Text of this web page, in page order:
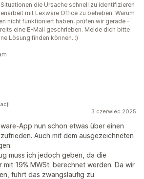
die Ursache schnell zu identifizieren
mit Lexware Office zu beheben. Warum
nicht funktioniert haben, prüfen wir gerade -
eine E-Mail geschrieben. Melde dich bitte
Lösung finden können. :)
3 czerwiec 2025
App nun schon etwas über einen
Auch mit dem ausgezeichneten
muss ich jedoch geben, da die
mit 19% MWSt. berechnet werden. Da wir
führt das zwangsläufig zu